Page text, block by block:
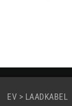
EV > LAADKABEL